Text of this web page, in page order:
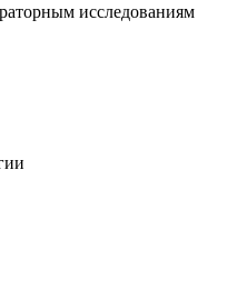
исследованиям